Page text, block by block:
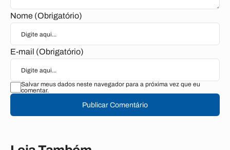
Nome (Obrigatório)
E-mail (Obrigatório)
Salvar meus dados neste navegador para a próxima vez que eu
comentar.
Publicar Comentário